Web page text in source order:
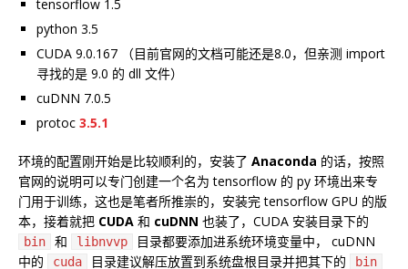
tensorflow 1.5
python 3.5
CUDA 9.0.167 （目前官网的文档可能还是8.0，但亲测 import
寻找的是 9.0 的 dll 文件）
cuDNN 7.0.5
protoc 3.5.1
环境的配置刚开始是比较顺利的，安装了 Anaconda 的话，按照
官网的说明可以专门创建一个名为 tensorflow 的 py 环境出来专
门用于训练，这也是笔者所推崇的，安装完 tensorflow GPU 的版
本，接着就把 CUDA 和 cuDNN 也装了，CUDA 安装目录下的
bin 和 libnvvp
目录都要添加进系统环境变量中， cuDNN
中的
cuda 目录建议解压放置到系统盘根目录并把其下的 bin